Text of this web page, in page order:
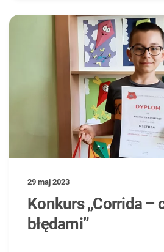
29 maj 2023
Konkurs „Corrida –
błędami”